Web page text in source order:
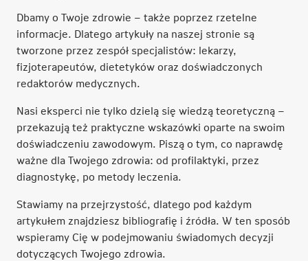
Dbamy o Twoje zdrowie – także poprzez rzetelne
informacje. Dlatego artykuły na naszej stronie są
tworzone przez zespół specjalistów: lekarzy,
fizjoterapeutów, dietetyków oraz doświadczonych
redaktorów medycznych.
Nasi eksperci nie tylko dzielą się wiedzą teoretyczną –
przekazują też praktyczne wskazówki oparte na swoim
doświadczeniu zawodowym. Piszą o tym, co naprawdę
ważne dla Twojego zdrowia: od profilaktyki, przez
diagnostykę, po metody leczenia.
Stawiamy na przejrzystość, dlatego pod każdym
artykułem znajdziesz bibliografię i źródła. W ten sposób
wspieramy Cię w podejmowaniu świadomych decyzji
dotyczących Twojego zdrowia.